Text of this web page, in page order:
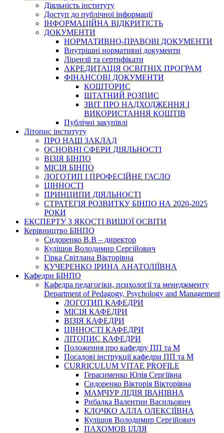
Діяльність інституту
Доступ до публічної інформації
ІНФОРМАЦІЙНА ВІДКРИТІСТЬ
ДОКУМЕНТИ
НОРМАТИВНО-ПРАВОВІ ДОКУМЕНТИ
Внутрішні нормативні документи
Ліцензії та сертифікати
АКРЕДИТАЦІЯ ОСВІТНІХ ПРОГРАМ
ФІНАНСОВІ ДОКУМЕНТИ
КОШТОРИС
ШТАТНИЙ РОЗПИС
ЗВІТ ПРО НАДХОДЖЕННЯ І
ВИКОРИСТАННЯ КОШТІВ
Публічні закупівлі
Літопис інституту
ПРО НАШ ЗАКЛАД
ОСНОВНІ СФЕРИ ДІЯЛЬНОСТІ
ВІЗІЯ БІНПО
МІСІЯ БІНПО
ЛОГОТИП І ПРОФЕСІЙНЕ ГАСЛО
ЦІННОСТІ
ПРИНЦИПИ ДІЯЛЬНОСТІ
СТРАТЕГІЯ РОЗВИТКУ БІНПО НА 2020-2025
РОКИ
ЕКСПЕРТУ З ЯКОСТІ ВИЩОЇ ОСВІТИ
Керівництво БІНПО
Сидоренко В.В – директор
Кулішов Володимир Сергійович
Гірка Світлана Вікторівна
КУЧЕРЕНКО ІРИНА АНАТОЛІЇВНА
Кафедри БІНПО
Кафедра педагогіки, психології та менеджменту
Department of Pedagogy, Psychology and Management
ЛОГОТИП КАФЕДРИ
МІСІЯ КАФЕДРИ
ВІЗІЯ КАФЕДРИ
ЦІННОСТІ КАФЕДРИ
ЛІТОПИС КАФЕДРИ
Положення про кафедру ПП та М
Посадові інструкції кафедри ПП та М
CURRICULUM VITAE PROFILE
Герасименко Юлія Сергіївна
Сидоренко Вікторія Вікторівна
МАМЧУР ЛІДІЯ ІВАНІВНА
Рибалка Валентин Васильович
КЛОЧКО АЛЛА ОЛЕКСІЇВНА
Кулішов Володимир Сергійович
ПАХОМОВ ІЛЛЯ